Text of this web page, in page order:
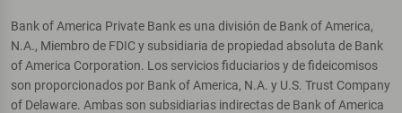
Bank of America Private Bank es una división de Bank of America,
N.A., Miembro de FDIC y subsidiaria de propiedad absoluta de Bank
of America Corporation. Los servicios fiduciarios y de fideicomisos
son proporcionados por Bank of America, N.A. y U.S. Trust Company
of Delaware. Ambas son subsidiarias indirectas de Bank of America